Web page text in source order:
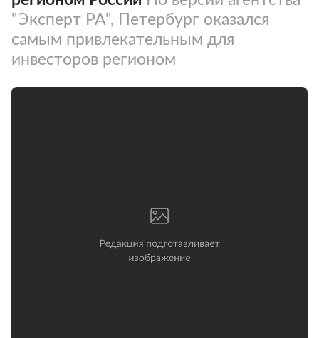
"Эксперт РА", Петербург оказался
самым привлекательным для
инвесторов регионом